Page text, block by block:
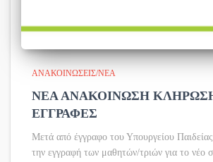
ΑΝΑΚΟΙΝΏΣΕΙΣ/ΝΈΑ
ΝΕΑ ΑΝΑΚΟΙΝΩΣΗ
ΕΓΓΡΑΦΕΣ
Μετά από έγγραφο του Υπουργείου
την εγγραφή των μαθητών/τριών για το νέο